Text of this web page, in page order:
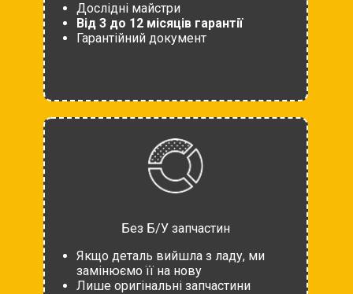
Дослідні майстри
Від 3 до 12 місяців гарантії
Гарантійний документ
Без Б/У запчастин
Якщо деталь вийшла з ладу, ми
замінюємо її на нову
Лише оригінальні запчастини